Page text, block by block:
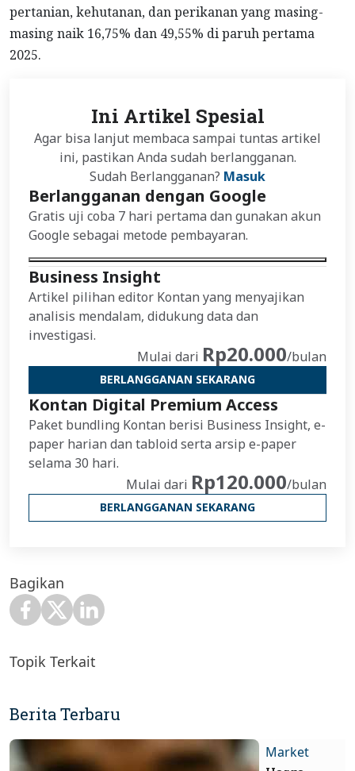
pertanian, kehutanan, dan perikanan yang masing-
masing naik 16,75% dan 49,55% di paruh pertama
2025.
Ini Artikel Spesial
Agar bisa lanjut membaca sampai tuntas artikel
ini, pastikan Anda sudah berlangganan.
Sudah Berlangganan? Masuk
Berlangganan dengan Google
Gratis uji coba 7 hari pertama dan gunakan akun
Google sebagai metode pembayaran.
Business Insight
Artikel pilihan editor Kontan yang menyajikan
analisis mendalam, didukung data dan
investigasi.
Mulai dari Rp20.000/bulan
BERLANGGANAN SEKARANG
Kontan Digital Premium Access
Paket bundling Kontan berisi Business Insight, e-
paper harian dan tabloid serta arsip e-paper
selama 30 hari.
Mulai dari Rp120.000/bulan
BERLANGGANAN SEKARANG
Bagikan
Topik Terkait
Berita Terbaru
Market